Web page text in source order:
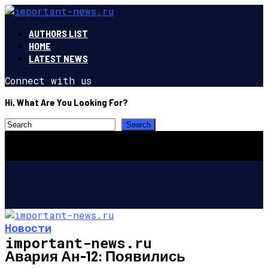
AUTHORS LIST
HOME
LATEST NEWS
Connect with us
Hi, What Are You Looking For?
important-news.ru
Новости
Авария Ан-12: Появились